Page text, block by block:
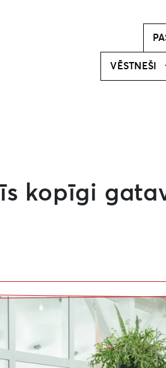
VĒSTNEŠI
vēstnesi!
Mūsu
vēstneši
kopīgi